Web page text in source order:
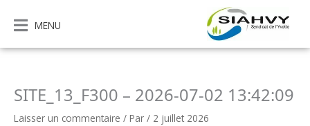
contenu
MENU
SITE_13_F300 – 2026-07-02 13:42:09
Laisser un commentaire / Par / 2 juillet 2026